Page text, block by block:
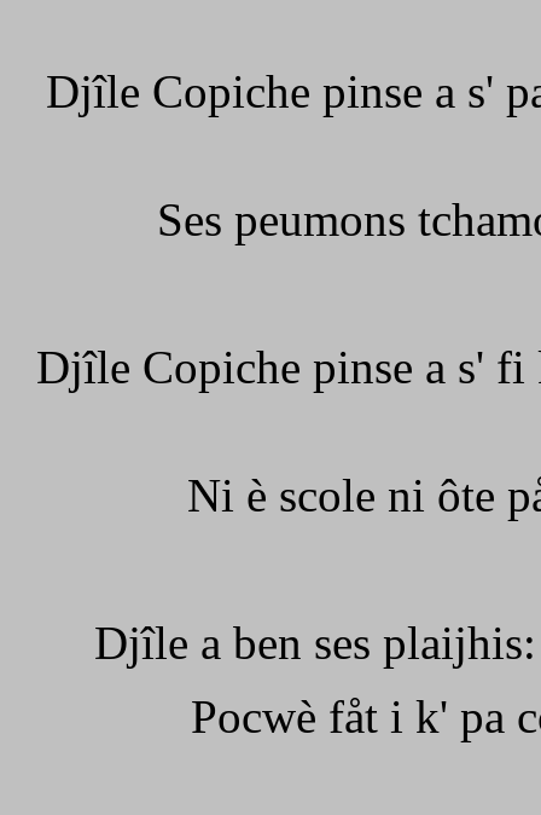
Djîle Copiche pinse a s'
Ses peumons
Djîle Copiche pinse a s'
Ni è scole ni ôte
Djîle a ben ses
Pocwè fåt i k' pa